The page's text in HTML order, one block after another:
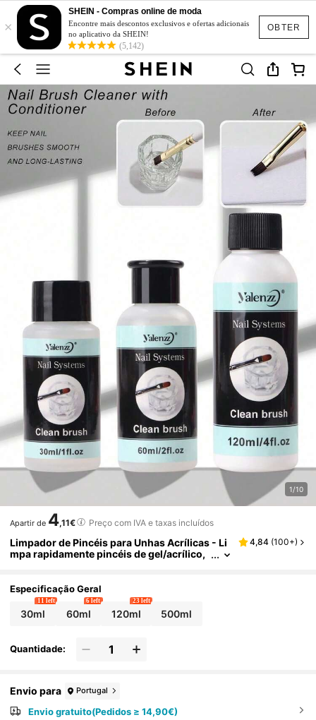
OBTER
×
SHEIN - Compras online de moda
Encontre mais descontos exclusivos e ofertas adicionais
no aplicativo da SHEIN!
(5,142)
1/10
Apartir de 4,11€ Preço com IVA e taxas incluídos
Limpador de Pincéis para Unhas Acrílicas - Li
mpa rapidamente pincéis de gel/acrílico,
condicionamento e restauração. Adequado p
ara extensões de unhas acrílicas.
4,84 (100+)
Especificação Geral
30ml
11 left
60ml
6 left
120ml
23 left
500ml
Quantidade:
Envio para Portugal
Envio gratuito(Pedidos ≥ 14,90€)